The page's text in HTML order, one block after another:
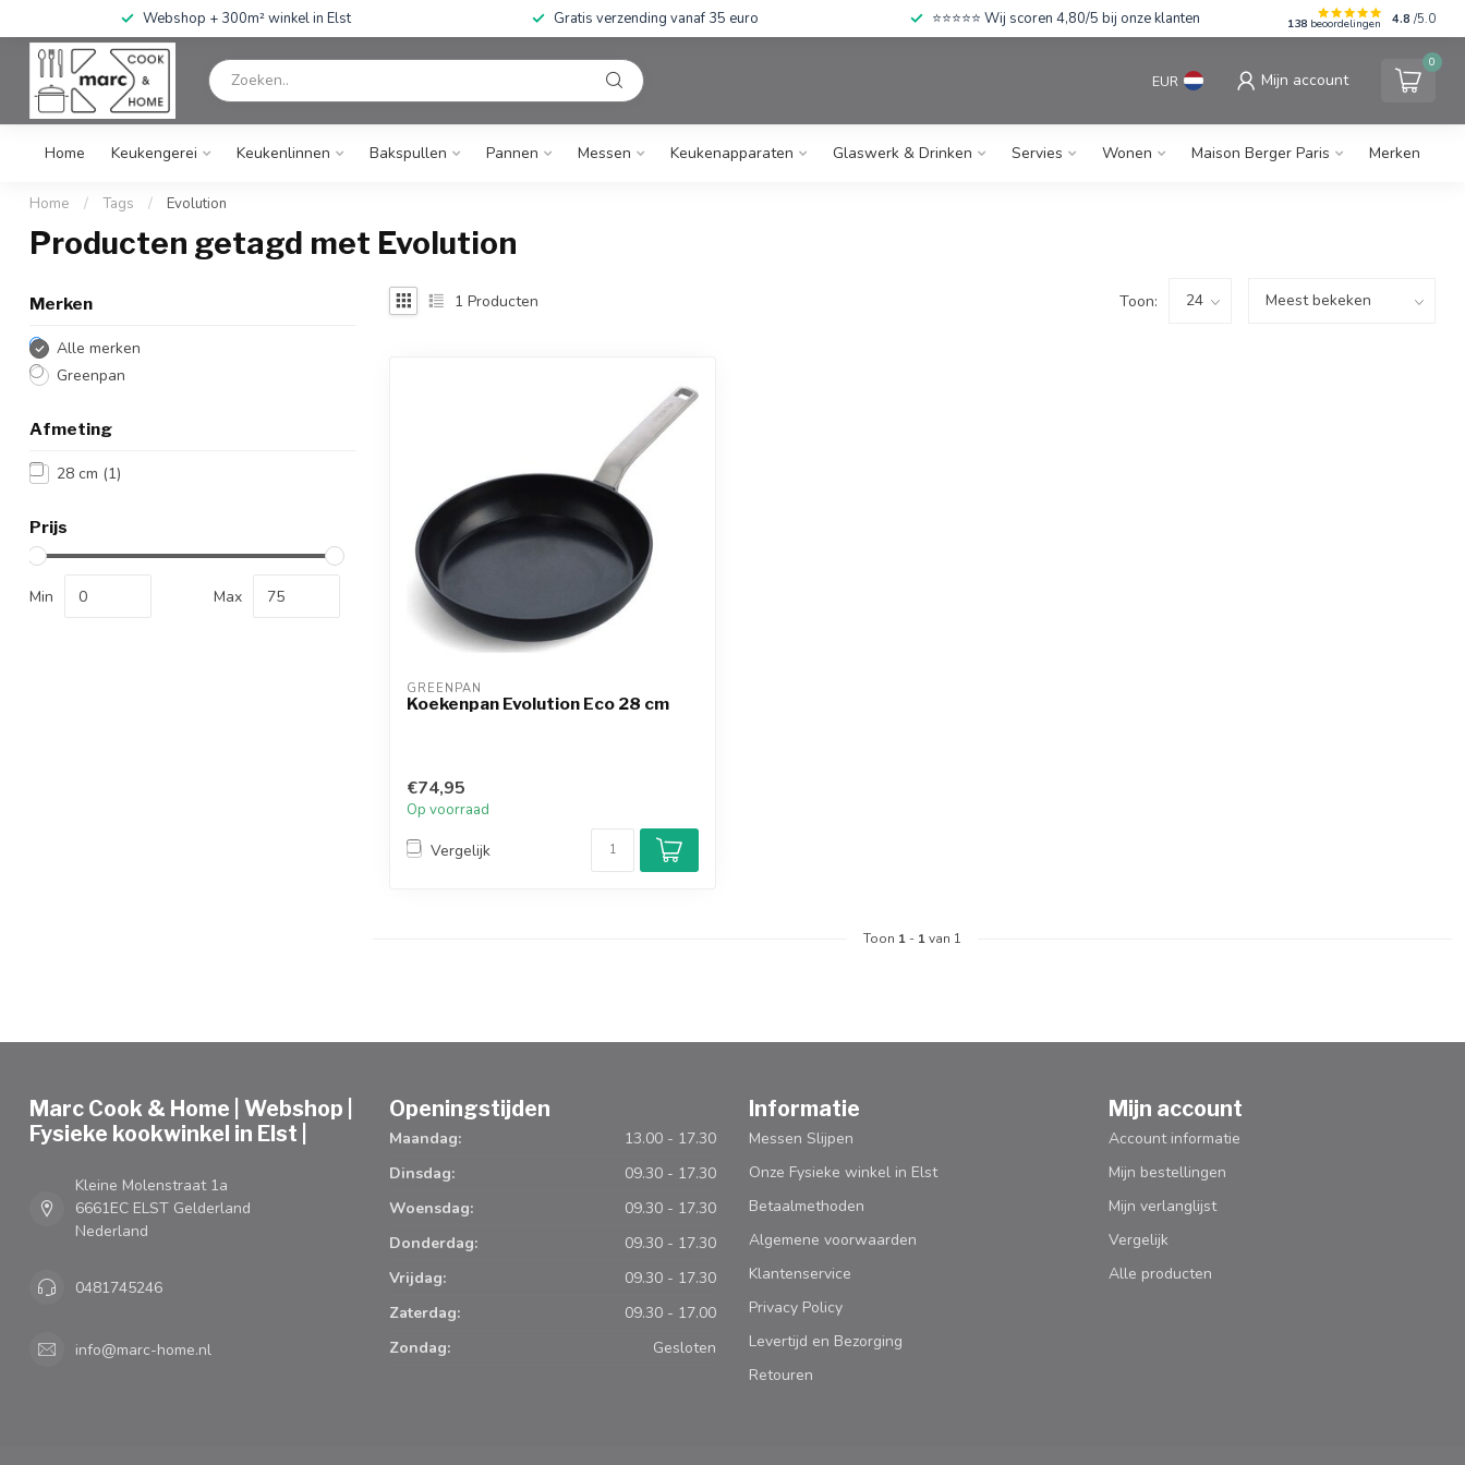
Webshop + 300m² winkel in Elst Gratis verzending vanaf 35 euro ⭐⭐⭐⭐⭐ Wij scoren 4,80/5 bij onze klanten 138 beoordelingen 4.8 /5.0
EUR Mijn account
0
Home Keukengerei Keukenlinnen Bakspullen Pannen Messen Keukenapparaten Glaswerk & Drinken Servies Wonen Maison Berger Paris Merken
Home / Tags / Evolution
Producten getagd met Evolution
Merken
Alle merken
Greenpan
Afmeting
28 cm (1)
Prijs
Min Max
1 Producten Toon:
GREENPAN
Koekenpan Evolution Eco 28 cm
€74,95
Op voorraad
Vergelijk
Toon 1 - 1van 1
Marc Cook & Home | Webshop |
Fysieke kookwinkel in Elst |
Kleine Molenstraat 1a
6661EC ELST Gelderland
Nederland
0481745246
info@marc-home.nl
Openingstijden
Maandag:
13.00 - 17.30
Dinsdag:
09.30 - 17.30
Woensdag:
09.30 - 17.30
Donderdag:
09.30 - 17.30
Vrijdag:
09.30 - 17.30
Zaterdag:
09.30 - 17.00
Zondag:
Gesloten
Informatie
Messen Slijpen
Onze Fysieke winkel in Elst
Betaalmethoden
Algemene voorwaarden
Klantenservice
Privacy Policy
Levertijd en Bezorging
Retouren
Mijn account
Account informatie
Mijn bestellingen
Mijn verlanglijst
Vergelijk
Alle producten